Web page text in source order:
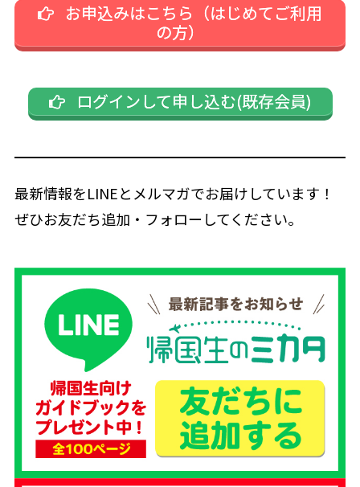
お申込みはこちら（はじめてご利用
の方）
ログインして申し込む(既存会員)
最新情報をLINEとメルマガでお届けしています！
ぜひお友だち追加・フォローしてください。